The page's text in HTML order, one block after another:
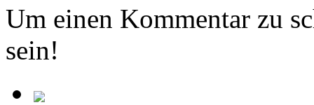
Um einen Kommentar zu
sein!